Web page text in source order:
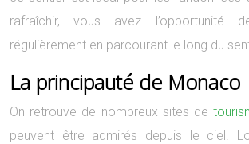
rafraîchir, vous avez l’opportunité
régulièrement en parcourant le long du
La principauté de Monaco
On retrouve de nombreux sites de
peuvent être admirés depuis le ciel.